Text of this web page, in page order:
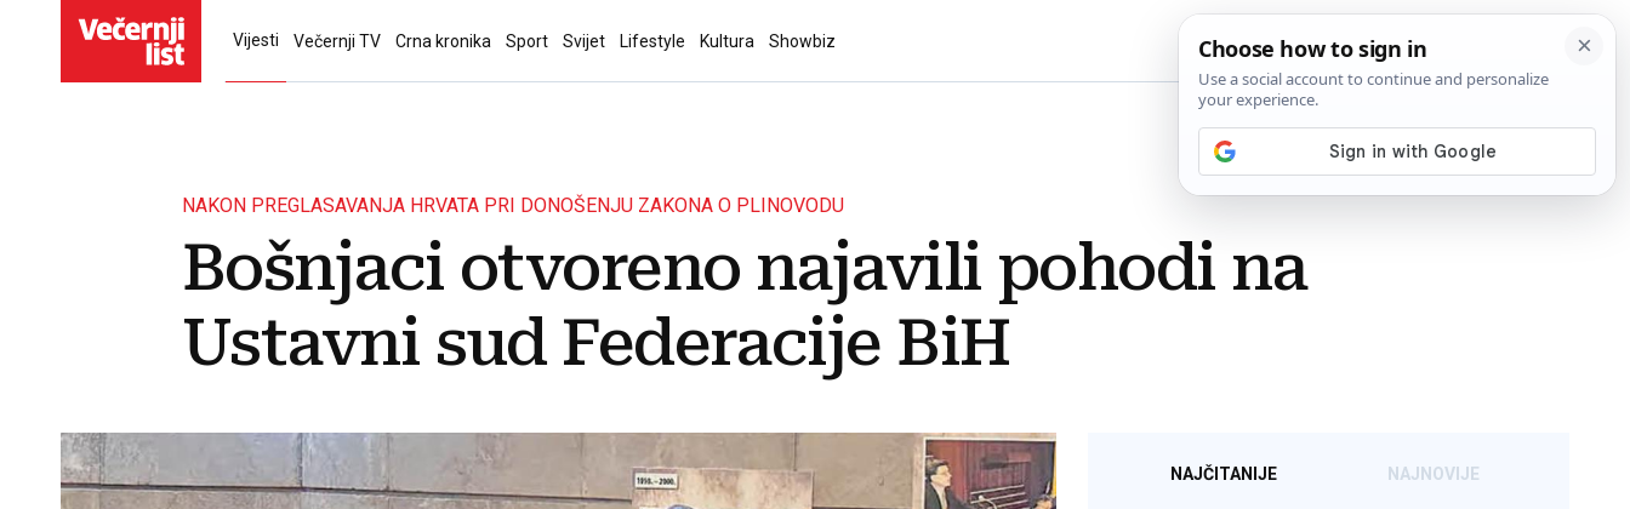
Vijesti Večernji TV Crna kronika Sport Svijet Lifestyle Kultura Showbiz
NAKON PREGLASAVANJA HRVATA PRI DONOŠENJU ZAKONA O PLINOVODU
Bošnjaci otvoreno najavili pohodi na
Ustavni sud Federacije BiH
NAJČITANIJE NAJNOVIJE